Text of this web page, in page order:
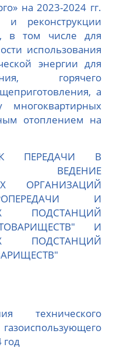
на 2023-2024 гг.
и реконструкции
в том числе для
использования
энергии для
горячего
а
отоплением на
ПЕРЕДАЧИ В
ВЕДЕНИЕ
ОРГАНИЗАЦИЙ
И
ПОДСТАНЦИЙ
И
ПОДСТАНЦИЙ
технического
год